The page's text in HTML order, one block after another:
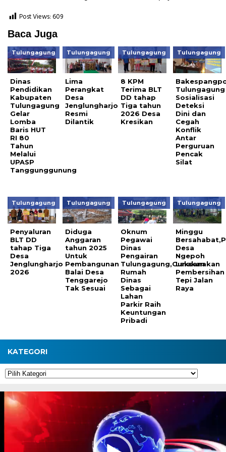
Post Views:609
Baca Juga
Tulungagung
Dinas
Pendidikan
Kabupaten
Tulungagung
Gelar
Lomba
Baris HUT
RI 80
Tahun
Melalui
UPASP
Tanggunggunung
Tulungagung
Lima
Perangkat
Desa
Jenglungharjo
Resmi
Dilantik
Tulungagung
8 KPM
Terima BLT
DD tahap
Tiga tahun
2026 Desa
Kresikan
Tulungagung
Tulungagung
Sosialisasi
Deteksi
Dini dan
Cegah
Konflik
Antar
Perguruan
Pencak
Silat
Tulungagung
Penyaluran
BLT DD
tahap Tiga
Desa
Jenglungharjo
2026
Tulungagung
Diduga
Anggaran
tahun 2025
Untuk
Pembangunan
Balai Desa
Tenggarejo
Tak Sesuai
Tulungagung
Oknum
Pegawai
Dinas
Pengairan
Tulungagung,Gunakan
Rumah
Dinas
Sebagai
Lahan
Parkir Raih
Keuntungan
Pribadi
Tulungagung
Minggu
Desa
Ngepoh
Laksanakan
Pembersihan
Tepi Jalan
Raya
KATEGORI
Kategori
Pemutar
Video